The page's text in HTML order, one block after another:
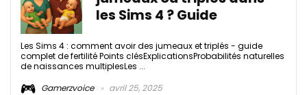
les Sims 4 ? Guide
Les Sims 4 : comment avoir des jumeaux et triplés - guide
complet de fertilité Points clésExplicationsProbabilités naturelles
de naissances multiplesLes ...
Gamerzvoice
avril 25, 2025